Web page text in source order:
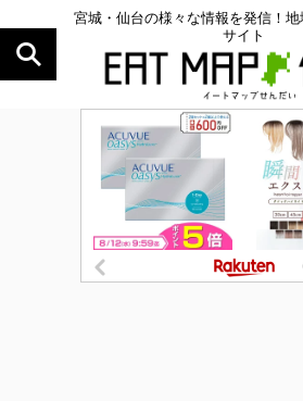
宮城・仙台の様々な情報を発信！
サイト